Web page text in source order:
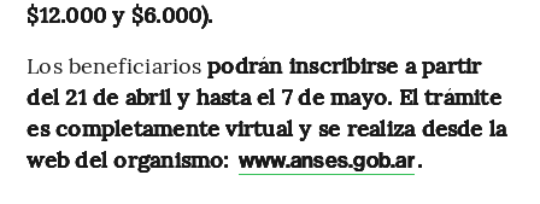
$12.000 y $6.000).
Los beneficiariospodrán inscribirse a partir
del 21 de abril y hasta el 7 de mayo. El trámite
es completamente virtual y se realiza desde la
web del organismo: www.anses.gob.ar.